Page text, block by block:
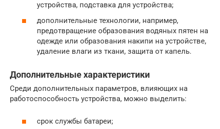
устройства, подставка для устройства;
дополнительные технологии, например,
предотвращение образования водяных пятен на
одежде или образования накипи на устройстве,
удаление влаги из ткани, защита от капель.
Дополнительные характеристики
Среди дополнительных параметров, влияющих на
работоспособность устройства, можно выделить:
срок службы батареи;